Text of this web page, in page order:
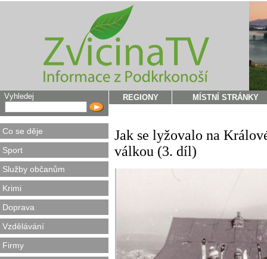
Vyhledej
Co se děje
Sport
Služby občanům
Krimi
Doprava
Vzdělávání
Firmy
REGIONY MÍSTNÍ STRÁNKY
Jak se lyžovalo na
válkou (3. díl)